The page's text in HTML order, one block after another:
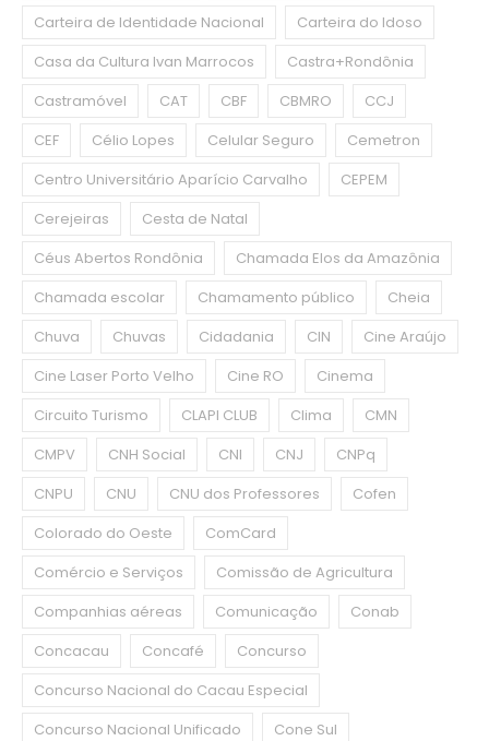
Carteira de Identidade Nacional
Carteira do Idoso
Casa da Cultura Ivan Marrocos
Castra+Rondônia
Castramóvel
CAT CBF CBMRO
CCJ
CEF
Célio Lopes Celular Seguro
Cemetron
Centro Universitário Aparício Carvalho
CEPEM
Cerejeiras
Cesta de Natal
Céus Abertos Rondônia
Chamada Elos da Amazônia
Chamada escolar
Chamamento público
Cheia
Chuva
Chuvas Cidadania CIN
Cine Araújo
Cine Laser Porto Velho
Cine RO
Cinema
Circuito Turismo
CLAPI CLUB Clima
CMN
CMPV
CNH Social CNI CNJ
CNPq
CNPU
CNU CNU dos Professores
Cofen
Colorado do Oeste
ComCard
Comércio e Serviços
Comissão de Agricultura
Companhias aéreas
Comunicação
Conab
Concacau
Concafé
Concurso
Concurso Nacional do Cacau Especial
Concurso Nacional Unificado
Cone Sul